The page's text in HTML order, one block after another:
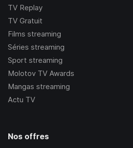
TV Replay
TV Gratuit
Films streaming
Séries streaming
Sport streaming
Molotov TV Awards
Mangas streaming
Actu TV
Nos offres